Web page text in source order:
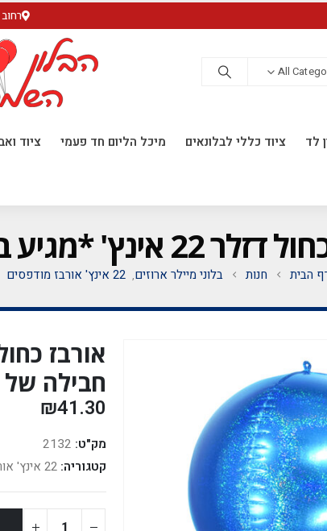
רחוב
All
לד ציוד כללי לבלונאים מיכל הליום חד פעמי ציוד
*מגיע בסיטונאות חבילה של 5 יח'*
הבית חנות בלוני מיילר ארוזים, 22 אינץ' אורבז מודפסים
חבילה של 5 יח'*
₪41.30
מק"ט: 2132
קטגוריה: 22 אינץ' אורבז מודפסים